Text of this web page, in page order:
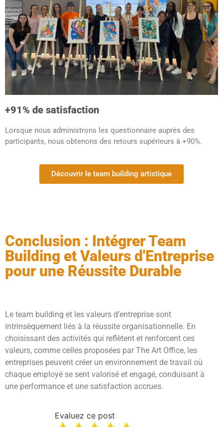
+91% de satisfaction
Lorsque nous administrons les questionnaire auprès des
participants, nous obtenons des retours supérieurs à +90%.
Découvrir le team building artistique
Conclusion : Intégrer Team
Building et Valeurs d'Entreprise
pour une Réussite Durable
Le team building et les valeurs d’entreprise sont
intrinsèquement liés à la réussite organisationnelle. En
choisissant des activités qui reflètent et renforcent ces
valeurs, comme celles proposées par The Art Office, les
entreprises peuvent créer un environnement de travail où
chaque employé se sent valorisé et engagé, conduisant à
une performance et une satisfaction accrues.
Evaluez ce post